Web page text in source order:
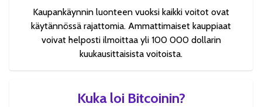
Kaupankäynnin luonteen vuoksi kaikki voitot ovat
käytännössä rajattomia. Ammattimaiset kauppiaat
voivat helposti ilmoittaa yli 100 000 dollarin
kuukausittaisista voitoista.
Kuka loi Bitcoinin?